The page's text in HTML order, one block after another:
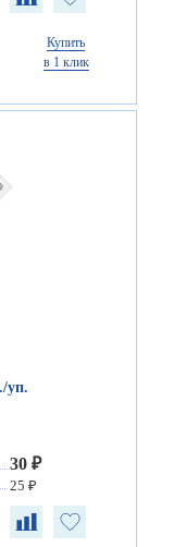
Купить
в 1 клик
уп.
30 ₽
25 ₽